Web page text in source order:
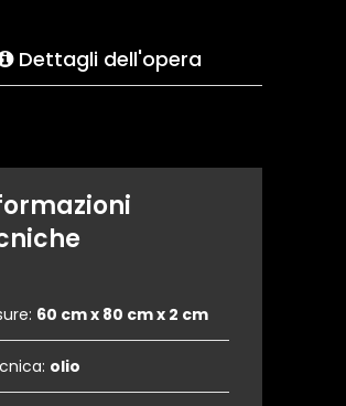
Dettagli dell'opera
60 cm x 80 cm x 2 cm
olio